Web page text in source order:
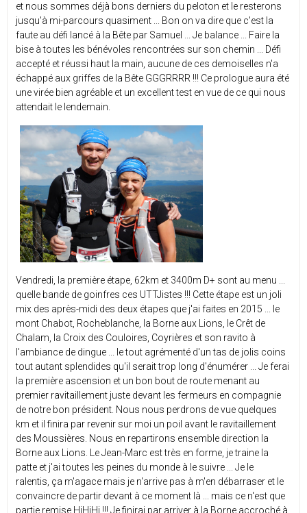
et nous sommes déjà bons derniers du peloton et le resterons
jusqu'à mi-parcours quasiment ... Bon on va dire que c'est la
faute au défi lancé à la Bête par Samuel ... Je balance ... Faire la
bise à toutes les bénévoles rencontrées sur son chemin ... Défi
accepté et réussi haut la main, aucune de ces demoiselles n'a
échappé aux griffes de la Bête GGGRRRR !!! Ce prologue aura été
une virée bien agréable et un excellent test en vue de ce qui nous
attendait le lendemain.
Vendredi, la première étape, 62km et 3400m D+ sont au menu ...
quelle bande de goinfres ces UTTJistes !!! Cette étape est un joli
mix des après-midi des deux étapes que j'ai faites en 2015 ... le
mont Chabot, Rocheblanche, la Borne aux Lions, le Crêt de
Chalam, la Croix des Couloires, Coyrières et son ravito à
l'ambiance de dingue ... le tout agrémenté d'un tas de jolis coins
tout autant splendides qu'il serait trop long d'énumérer ... Je ferai
la première ascension et un bon bout de route menant au
premier ravitaillement juste devant les fermeurs en compagnie
de notre bon président. Nous nous perdrons de vue quelques
km et il finira par revenir sur moi un poil avant le ravitaillement
des Moussières. Nous en repartirons ensemble direction la
Borne aux Lions. Le Jean-Marc est très en forme, je traine la
patte et j'ai toutes les peines du monde à le suivre ... Je le
ralentis, ça m'agace mais je n'arrive pas à m'en débarraser et le
convaincre de partir devant à ce moment là ... mais ce n'est que
partie remise HiHiHi !!! Je finirai par arriver à la Borne accroché à